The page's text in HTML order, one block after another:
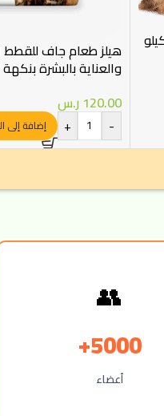
هيلز طعام جاف
120.00 ر.س
-
+ إضافة إلى
👥
5000+
أعضاء